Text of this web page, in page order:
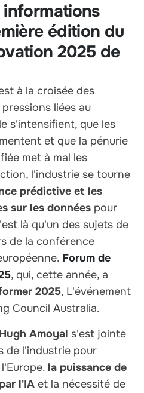
édition du
2025 de
à la croisée des
liées au
s'intensifient, que les
et que la pénurie
met à mal les
l'industrie se tourne
prédictive et les
sur les données pour
là qu'un des sujets de
de la conférence
Forum de
, qui, cette année, a
2025, L'événement
Council Australia.
Hugh Amoyal s'est jointe
de l'industrie pour
la puissance de
l'IA et la nécessité de